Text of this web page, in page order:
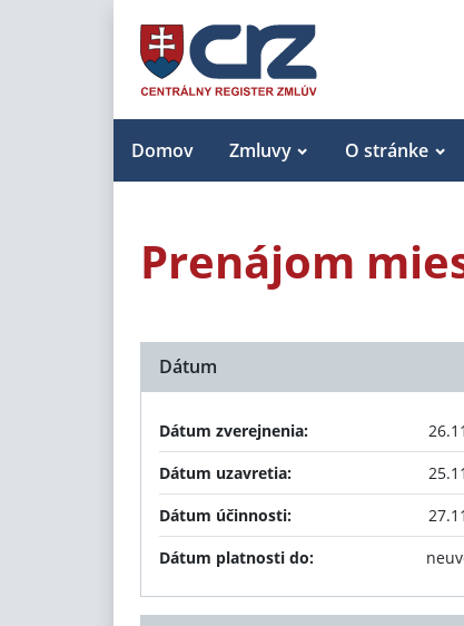
Domov Zmluvy O stránke
Prenájom
Dátum
Dátum zverejnenia:
Dátum uzavretia:
Dátum účinnosti:
Dátum platnosti do: